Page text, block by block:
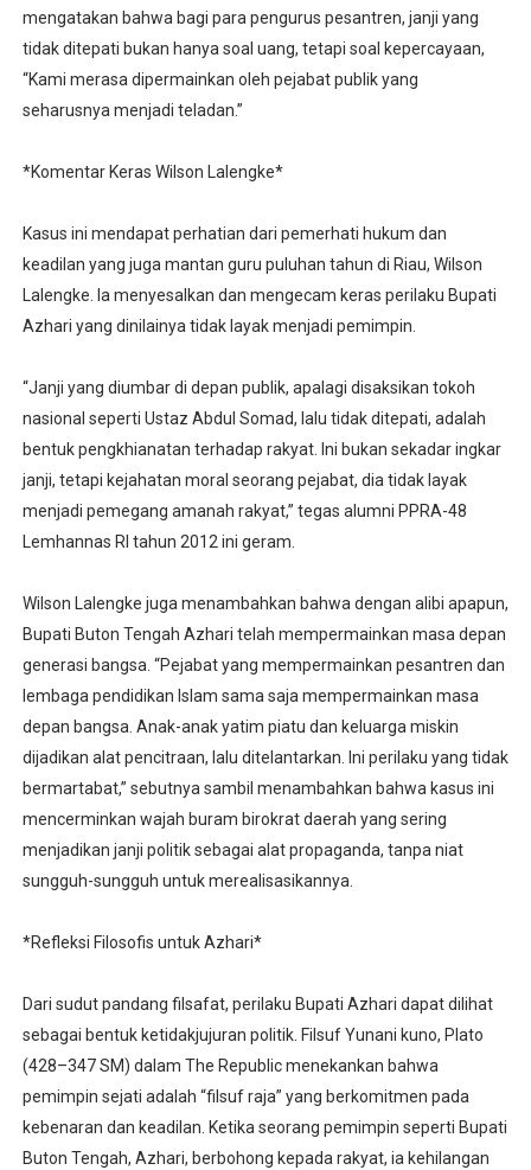
mengatakan bahwa bagi para pengurus pesantren, janji yang
tidak ditepati bukan hanya soal uang, tetapi soal kepercayaan,
“Kami merasa dipermainkan oleh pejabat publik yang
seharusnya menjadi teladan.”
*Komentar Keras Wilson Lalengke*
Kasus ini mendapat perhatian dari pemerhati hukum dan
keadilan yang juga mantan guru puluhan tahun di Riau, Wilson
Lalengke. Ia menyesalkan dan mengecam keras perilaku Bupati
Azhari yang dinilainya tidak layak menjadi pemimpin.
“Janji yang diumbar di depan publik, apalagi disaksikan tokoh
nasional seperti Ustaz Abdul Somad, lalu tidak ditepati, adalah
bentuk pengkhianatan terhadap rakyat. Ini bukan sekadar ingkar
janji, tetapi kejahatan moral seorang pejabat, dia tidak layak
menjadi pemegang amanah rakyat,” tegas alumni PPRA-48
Lemhannas RI tahun 2012 ini geram.
Wilson Lalengke juga menambahkan bahwa dengan alibi apapun,
Bupati Buton Tengah Azhari telah mempermainkan masa depan
generasi bangsa. “Pejabat yang mempermainkan pesantren dan
lembaga pendidikan Islam sama saja mempermainkan masa
depan bangsa. Anak-anak yatim piatu dan keluarga miskin
dijadikan alat pencitraan, lalu ditelantarkan. Ini perilaku yang tidak
bermartabat,” sebutnya sambil menambahkan bahwa kasus ini
mencerminkan wajah buram birokrat daerah yang sering
menjadikan janji politik sebagai alat propaganda, tanpa niat
sungguh-sungguh untuk merealisasikannya.
*Refleksi Filosofis untuk Azhari*
Dari sudut pandang filsafat, perilaku Bupati Azhari dapat dilihat
sebagai bentuk ketidakjujuran politik. Filsuf Yunani kuno, Plato
(428–347 SM) dalam The Republic menekankan bahwa
pemimpin sejati adalah “filsuf raja” yang berkomitmen pada
kebenaran dan keadilan. Ketika seorang pemimpin seperti Bupati
Buton Tengah, Azhari, berbohong kepada rakyat, ia kehilangan